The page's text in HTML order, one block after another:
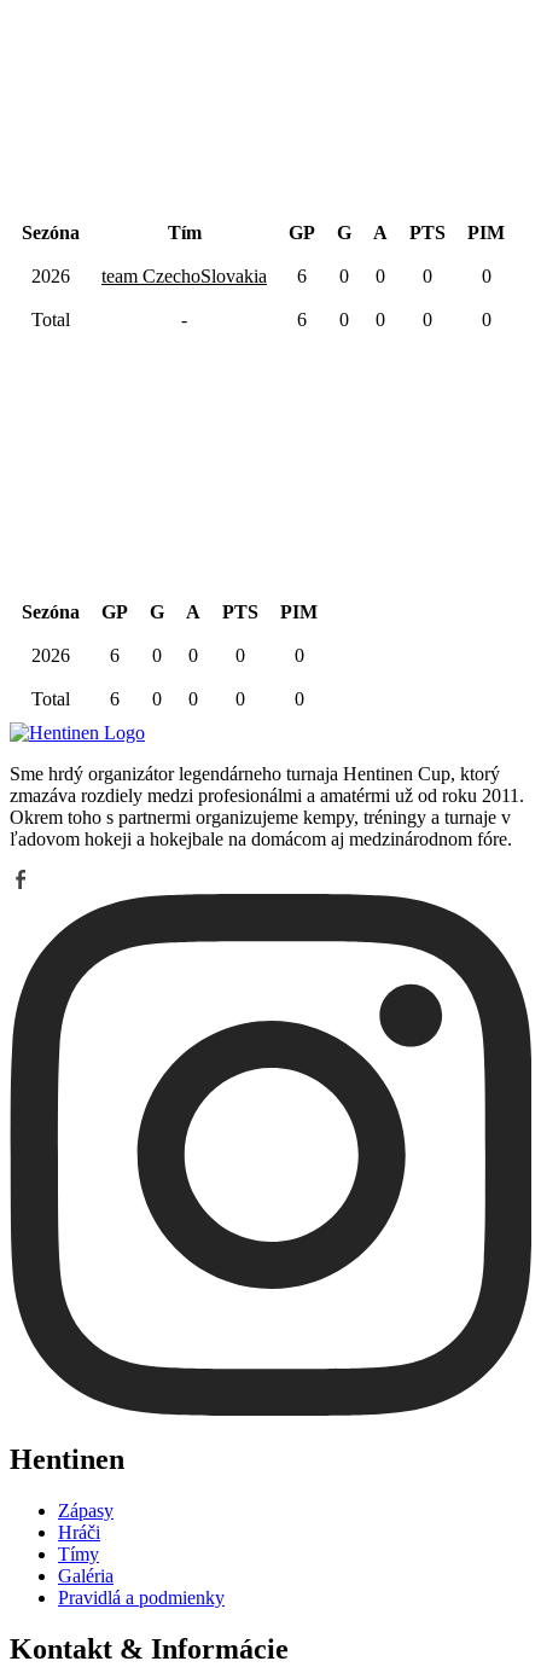
Sezóna Tím GP G A PTS PIM
2026 team CzechoSlovakia 6 0 0 0 0
Total - 6 0 0 0 0
Sezóna GP G A PTS PIM
2026 6 0 0 0 0
Total 6 0 0 0 0
Sme hrdý organizátor legendárneho turnaja Hentinen Cup, ktorý
zmazáva rozdiely medzi profesionálmi a amatérmi už od roku 2011.
Okrem toho s partnermi organizujeme kempy, tréningy a turnaje v
ľadovom hokeji a hokejbale na domácom aj medzinárodnom fóre.
Hentinen
Zápasy
Hráči
Tímy
Galéria
Pravidlá a podmienky
Kontakt & Informácie